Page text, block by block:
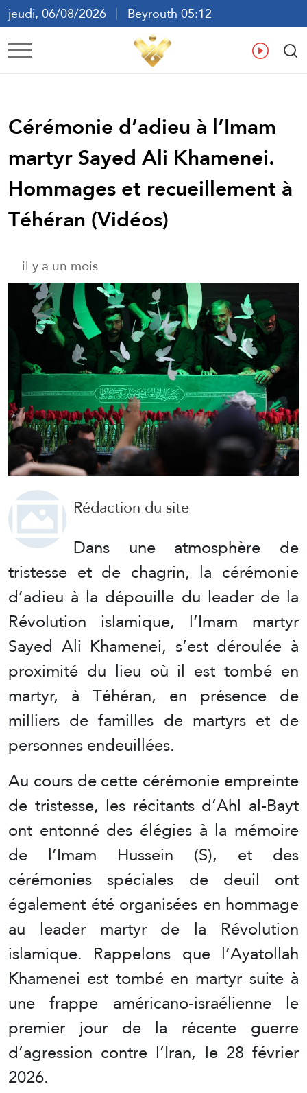
jeudi, 06/08/2026
Beyrouth 05:12
ع
Cérémonie d’adieu à l’Imam
martyr Sayed Ali Khamenei.
Hommages et recueillement à
Téhéran (Vidéos)
il y a un mois
Rédaction du site
Dans une atmosphère de
tristesse et de chagrin, la cérémonie
d’adieu à la dépouille du leader de la
Révolution islamique, l’Imam martyr
Sayed Ali Khamenei, s’est déroulée à
proximité du lieu où il est tombé en
martyr, à Téhéran, en présence de
milliers de familles de martyrs et de
personnes endeuillées.
Au cours de cette cérémonie empreinte
de tristesse, les récitants d’Ahl al-Bayt
ont entonné des élégies à la mémoire
de l’Imam Hussein (S), et des
cérémonies spéciales de deuil ont
également été organisées en hommage
au leader martyr de la Révolution
islamique. Rappelons que l’Ayatollah
Khamenei est tombé en martyr suite à
une frappe américano-israélienne le
premier jour de la récente guerre
d’agression contre l’Iran, le 28 février
2026.